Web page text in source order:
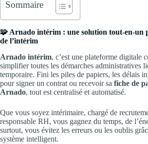
Sommaire
🧩 Arnado intérim : une solution tout-en-un
de l’intérim
Arnado intérim, c’est une plateforme digitale
simplifier toutes les démarches administratives
temporaire. Fini les piles de papiers, les délais
pour signer un contrat ou recevoir sa fiche de
Arnado, tout est centralisé et automatisé.
Que vous soyez intérimaire, chargé de
responsable RH, vous gagnez du temps, de
surtout, vous évitez les erreurs ou les oublis
système intelligent.